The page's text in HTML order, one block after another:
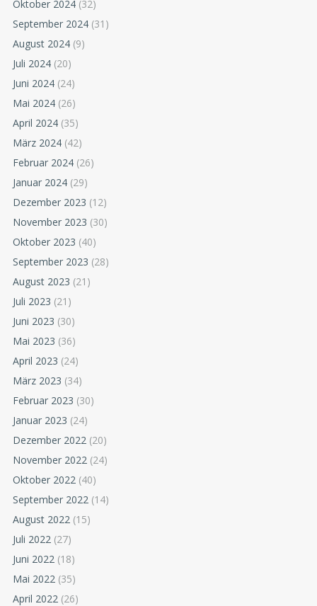
Oktober 2024 (32)
September 2024 (31)
August 2024 (9)
Juli 2024 (20)
Juni 2024 (24)
Mai 2024 (26)
April 2024 (35)
März 2024 (42)
Februar 2024 (26)
Januar 2024 (29)
Dezember 2023 (12)
November 2023 (30)
Oktober 2023 (40)
September 2023 (28)
August 2023 (21)
Juli 2023 (21)
Juni 2023 (30)
Mai 2023 (36)
April 2023 (24)
März 2023 (34)
Februar 2023 (30)
Januar 2023 (24)
Dezember 2022 (20)
November 2022 (24)
Oktober 2022 (40)
September 2022 (14)
August 2022 (15)
Juli 2022 (27)
Juni 2022 (18)
Mai 2022 (35)
April 2022 (26)